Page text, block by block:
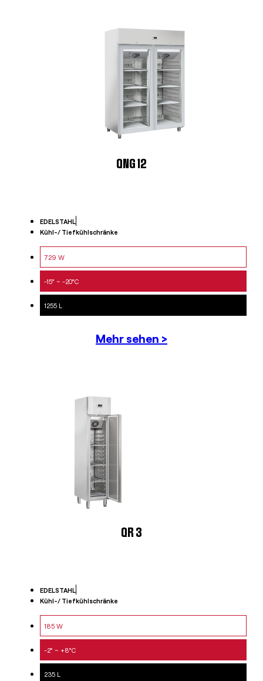
QNG 12
EDELSTAHL
Kühl-/ Tiefkühlschränke
729 W
-15° ~ -20°C
1255 L
Mehr sehen >
QR 3
EDELSTAHL
Kühl-/ Tiefkühlschränke
185 W
-2° ~ +8°C
235 L